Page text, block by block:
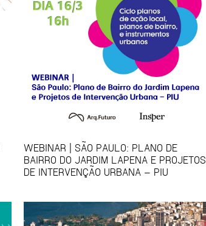
WEBINAR | SÃO PAULO: PLANO DE
BAIRRO DO JARDIM LAPENA E PROJETOS
DE INTERVENÇÃO URBANA – PIU